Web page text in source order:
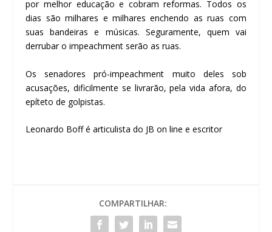
por melhor educação e cobram reformas. Todos os
dias são milhares e milhares enchendo as ruas com
suas bandeiras e músicas. Seguramente, quem vai
derrubar o impeachment serão as ruas.
Os senadores pró-impeachment muito deles sob
acusações, dificilmente se livrarão, pela vida afora, do
epíteto de golpistas.
Leonardo Boff é articulista do JB on line e escritor
COMPARTILHAR: